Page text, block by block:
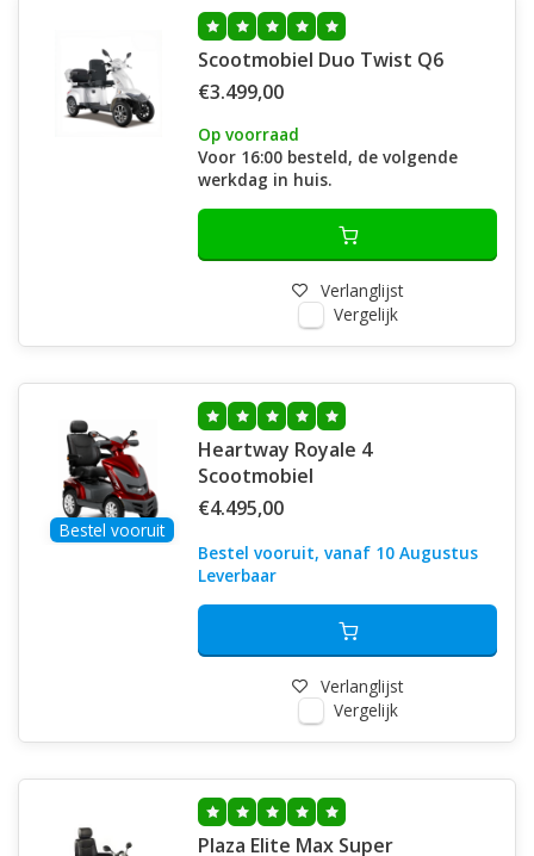
Scootmobiel Duo Twist Q6
€3.499,00
Op voorraad
Voor 16:00 besteld, de volgende
werkdag in huis.
Verlanglijst
Vergelijk
Bestel vooruit
Heartway Royale 4
Scootmobiel
€4.495,00
Bestel vooruit, vanaf 10 Augustus
Leverbaar
Verlanglijst
Vergelijk
Plaza Elite Max Super